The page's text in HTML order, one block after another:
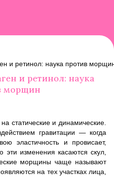
и ретинол: наука против
и ретинол: наука
морщин
статические и динамические.
гравитации — когда
эластичность и провисает,
эти изменения касаются скул,
морщины чаще называют
на тех участках лица,